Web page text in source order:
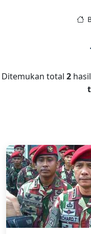
Ditemukan total 2